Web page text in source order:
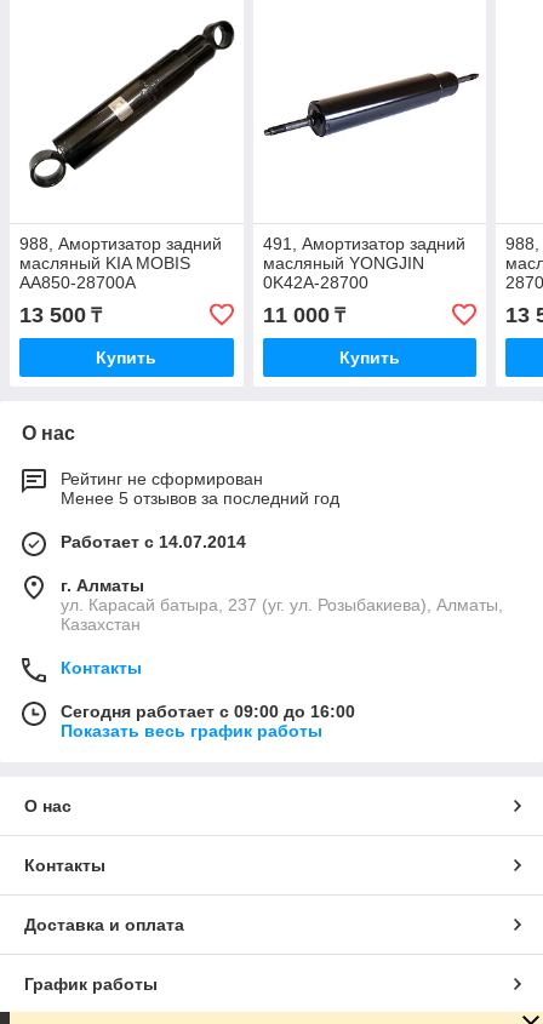
988, Амортизатор задний
масляный KIA MOBIS
AA850-28700A
13 500 ₸
Купить
491, Амортизатор задний
масляный YONGJIN
0K42A-28700
11 000₸
Купить
988,
13
О нас
Рейтинг не сформирован
Менее 5 отзывов за последний год
Работает с 14.07.2014
г. Алматы
ул. Карасай батыра, 237 (уг. ул. Розыбакиева), Алматы,
Казахстан
Контакты
Сегодня работает с 09:00 до 16:00
Показать весь график работы
О нас
Контакты
Доставка и оплата
График работы